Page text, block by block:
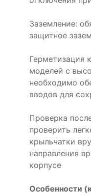
Заземление:
защитное
Герметизация
моделей с
необходимо
вводов для
Проверка
проверить
крыльчатки
направления
корпусе
Особенности